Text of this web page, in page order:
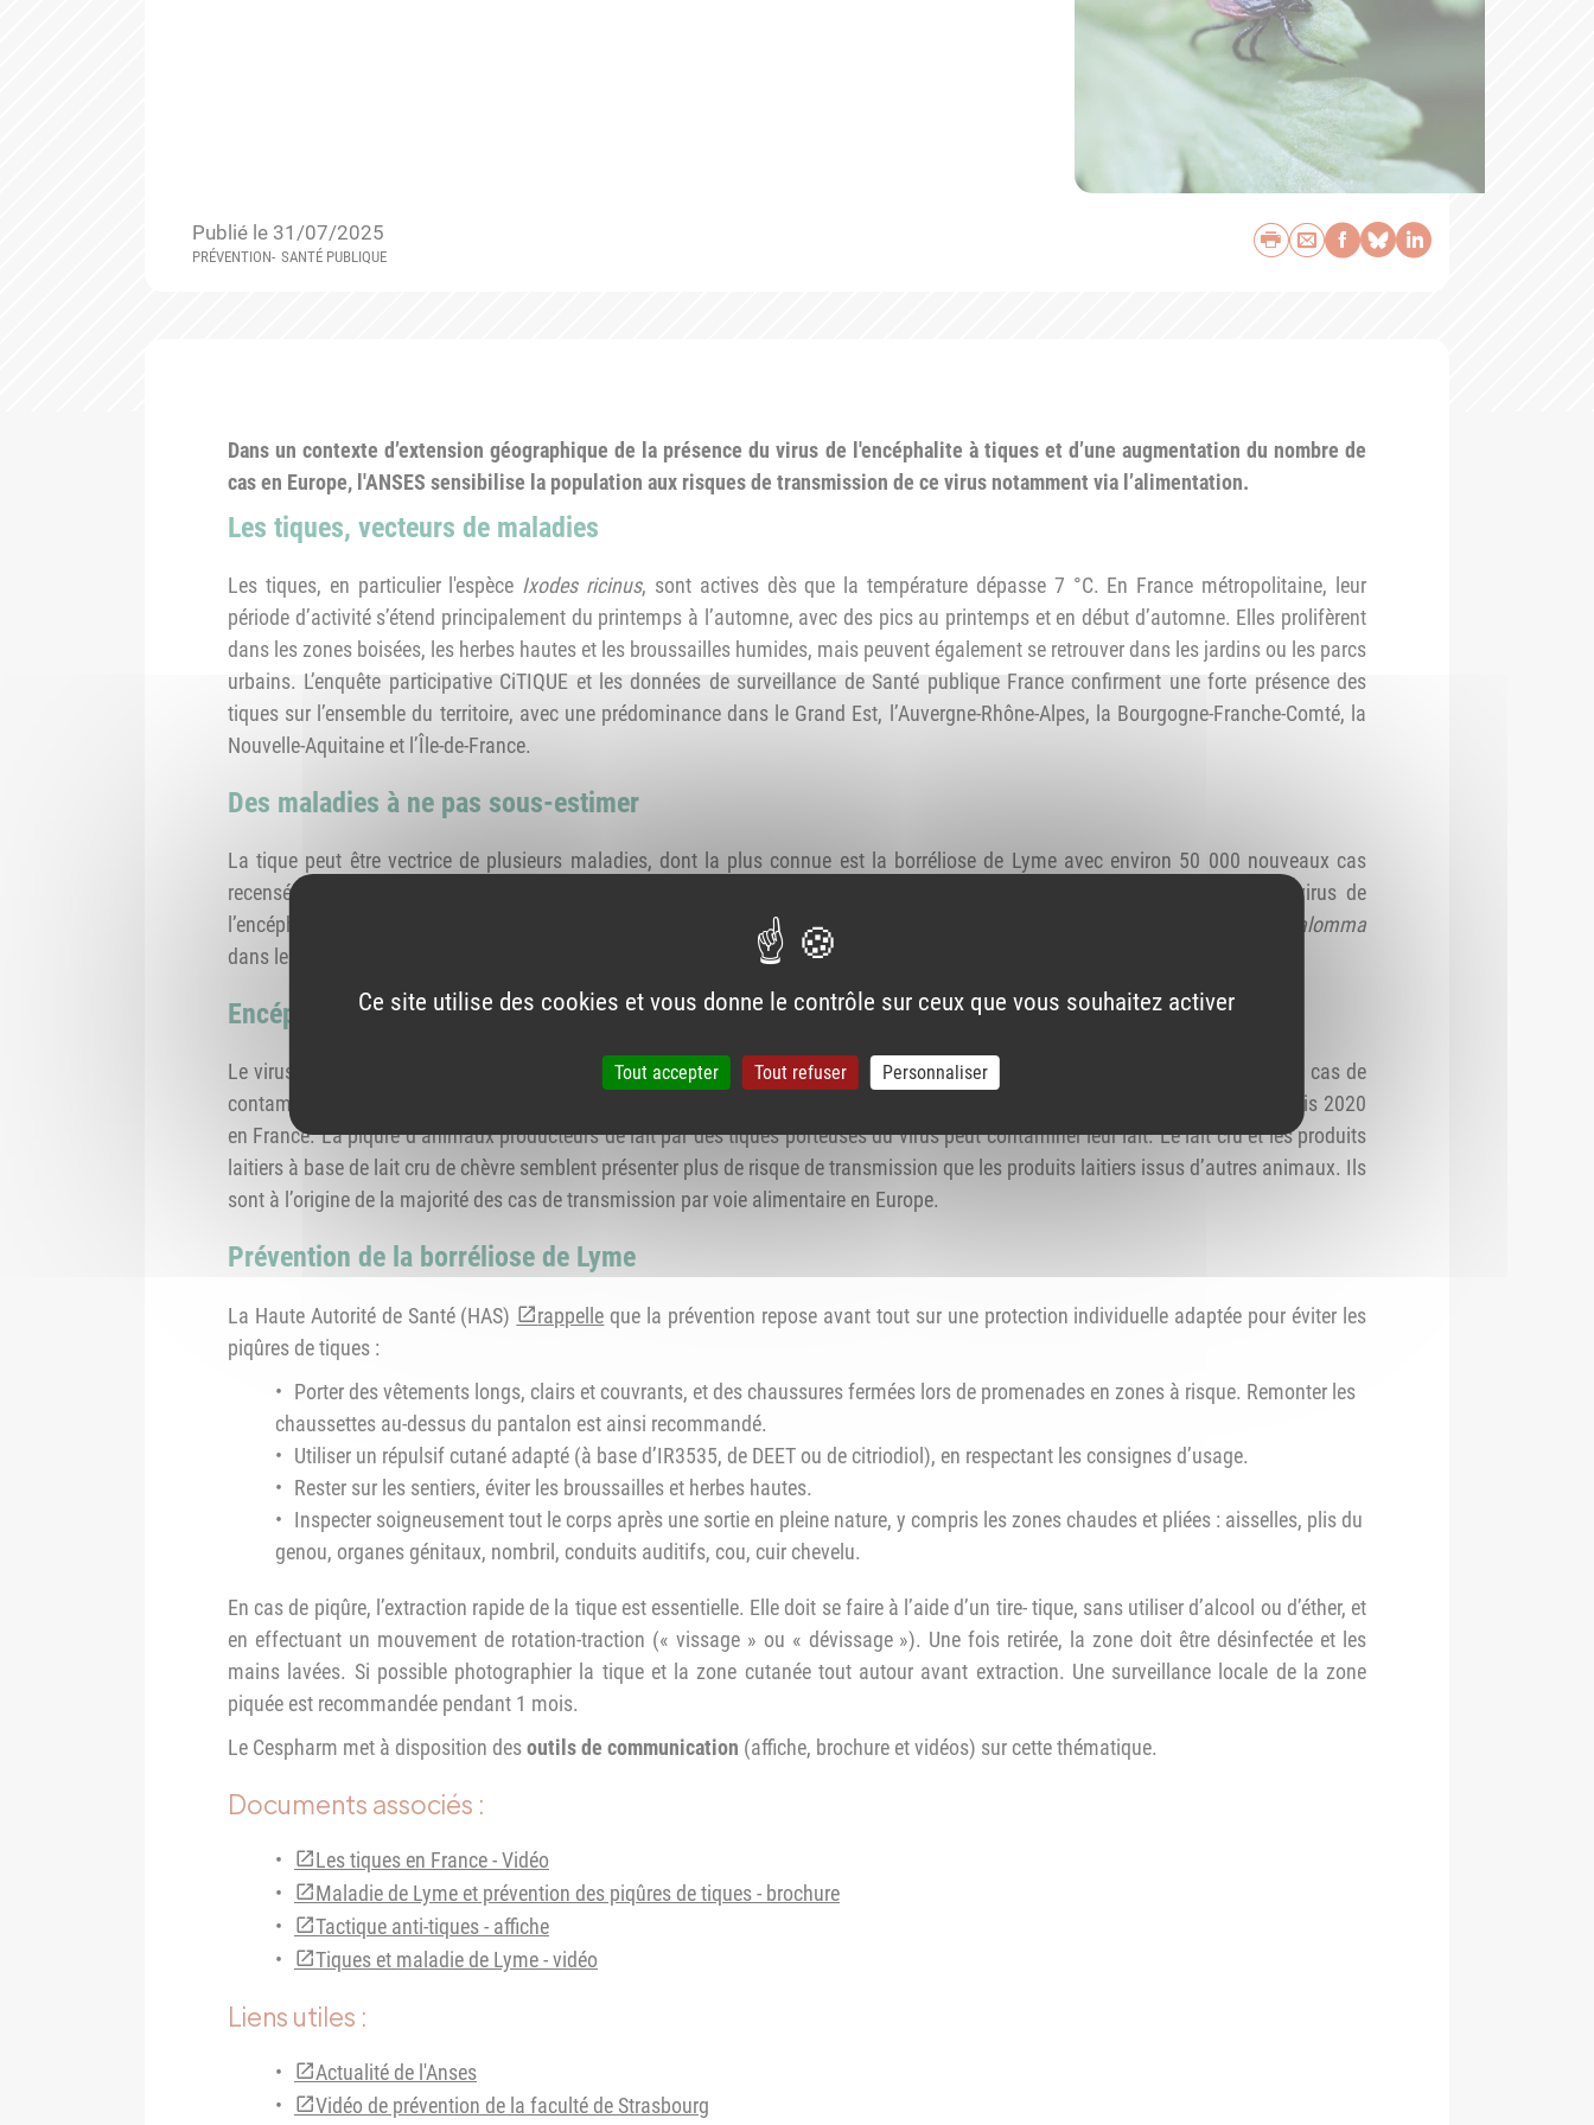
Publié le 31/07/2025
PRÉVENTION SANTÉ PUBLIQUE Imprimer
Envoyer par e-mail
Partager sur
Partager sur
Partager sur
Dans un contexte d’extension géographique de la présence du virus de l'encéphalite à tiques et d’une augmentation du nombre de
cas en Europe, l'ANSES sensibilise la population aux risques de transmission de ce virus notamment via l’alimentation.
Les tiques, vecteurs de maladies
Les tiques, en particulier l'espèce Ixodes ricinus, sont actives dès que la température dépasse 7 °C. En France métropolitaine, leur
période d’activité s’étend principalement du printemps à l’automne, avec des pics au printemps et en début d’automne. Elles prolifèrent
dans les zones boisées, les herbes hautes et les broussailles humides, mais peuvent également se retrouver dans les jardins ou les parcs
urbains. L’enquête participative CiTIQUE et les données de surveillance de Santé publique France confirment une forte présence des
tiques sur l’ensemble du territoire, avec une prédominance dans le Grand Est, l’Auvergne-Rhône-Alpes, la Bourgogne-Franche-Comté, la
Nouvelle-Aquitaine et l’Île-de-France.
Des maladies à ne pas sous-estimer
La tique peut être vectrice de plusieurs maladies, dont la plus connue est la borréliose de Lyme avec environ 50 000 nouveaux cas
recensés chaque année, selon Santé publique France. D’autres pathogènes peuvent également être transmis, comme le virus de
l’encéphalite à tique (TBEV), ou encore le virus de la fièvre hémorragique de Crimée-Congo identifié dans des tiques du genre
Hyalomma
dans le pourtour méditerranéen depuis 2023.
Encéphalite à tiques : des cas de contamination via l'alimentation
Le virus de l’encéphalite à tiques présente la particularité de pouvoir être transmis par piqûre mais aussi par l'alimentation. Des cas de
contaminations humaines par le virus de l'encéphalite à tiques via la consommation de produits au lait cru sont observés depuis 2020
en France. La piqûre d’animaux producteurs de lait par des tiques porteuses du virus peut contaminer leur lait. Le lait cru et les produits
laitiers à base de lait cru de chèvre semblent présenter plus de risque de transmission que les produits laitiers issus d’autres animaux. Ils
sont à l’origine de la majorité des cas de transmission par voie alimentaire en Europe.
Prévention de la borréliose de Lyme
La Haute Autorité de Santé (HAS) rappelle que la prévention repose avant tout sur une protection individuelle adaptée pour éviter les
piqûres de tiques :
Porter des vêtements longs, clairs et couvrants, et des chaussures fermées lors de promenades en zones à risque. Remonter les
chaussettes au-dessus du pantalon est ainsi recommandé.
Utiliser un répulsif cutané adapté (à base d’IR3535, de DEET ou de citriodiol), en respectant les consignes d’usage.
Rester sur les sentiers, éviter les broussailles et herbes hautes.
Inspecter soigneusement tout le corps après une sortie en pleine nature, y compris les zones chaudes et pliées : aisselles, plis du
genou, organes génitaux, nombril, conduits auditifs, cou, cuir chevelu.
En cas de piqûre, l’extraction rapide de la tique est essentielle. Elle doit se faire à l’aide d’un tire- tique, sans utiliser d’alcool ou d’éther, et
en effectuant un mouvement de rotation-traction (« vissage » ou « dévissage »). Une fois retirée, la zone doit être désinfectée et les
mains lavées. Si possible photographier la tique et la zone cutanée tout autour avant extraction. Une surveillance locale de la zone
piquée est recommandée pendant 1 mois.
Le Cespharm met à disposition desoutils de communication (affiche, brochure et vidéos) sur cette thématique.
Documents associés :
Les tiques en France - Vidéo
Maladie de Lyme et prévention des piqûres de tiques - brochure
Tactique anti-tiques - affiche
Tiques et maladie de Lyme - vidéo
Liens utiles :
Actualité de l'Anses
Vidéo de prévention de la faculté de Strasbourg
Ce site utilise des cookies et vous donne le contrôle sur ceux que vous souhaitez activer
Tout accepter Tout refuser Personnaliser